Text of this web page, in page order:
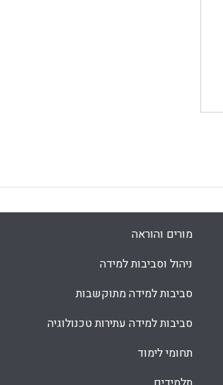
מורים והוראה
ניהול וסביבות למידה
סביבות למידה מתוקשבות
סביבות למידה עתירות טכנולוגיה
תחומי לימוד